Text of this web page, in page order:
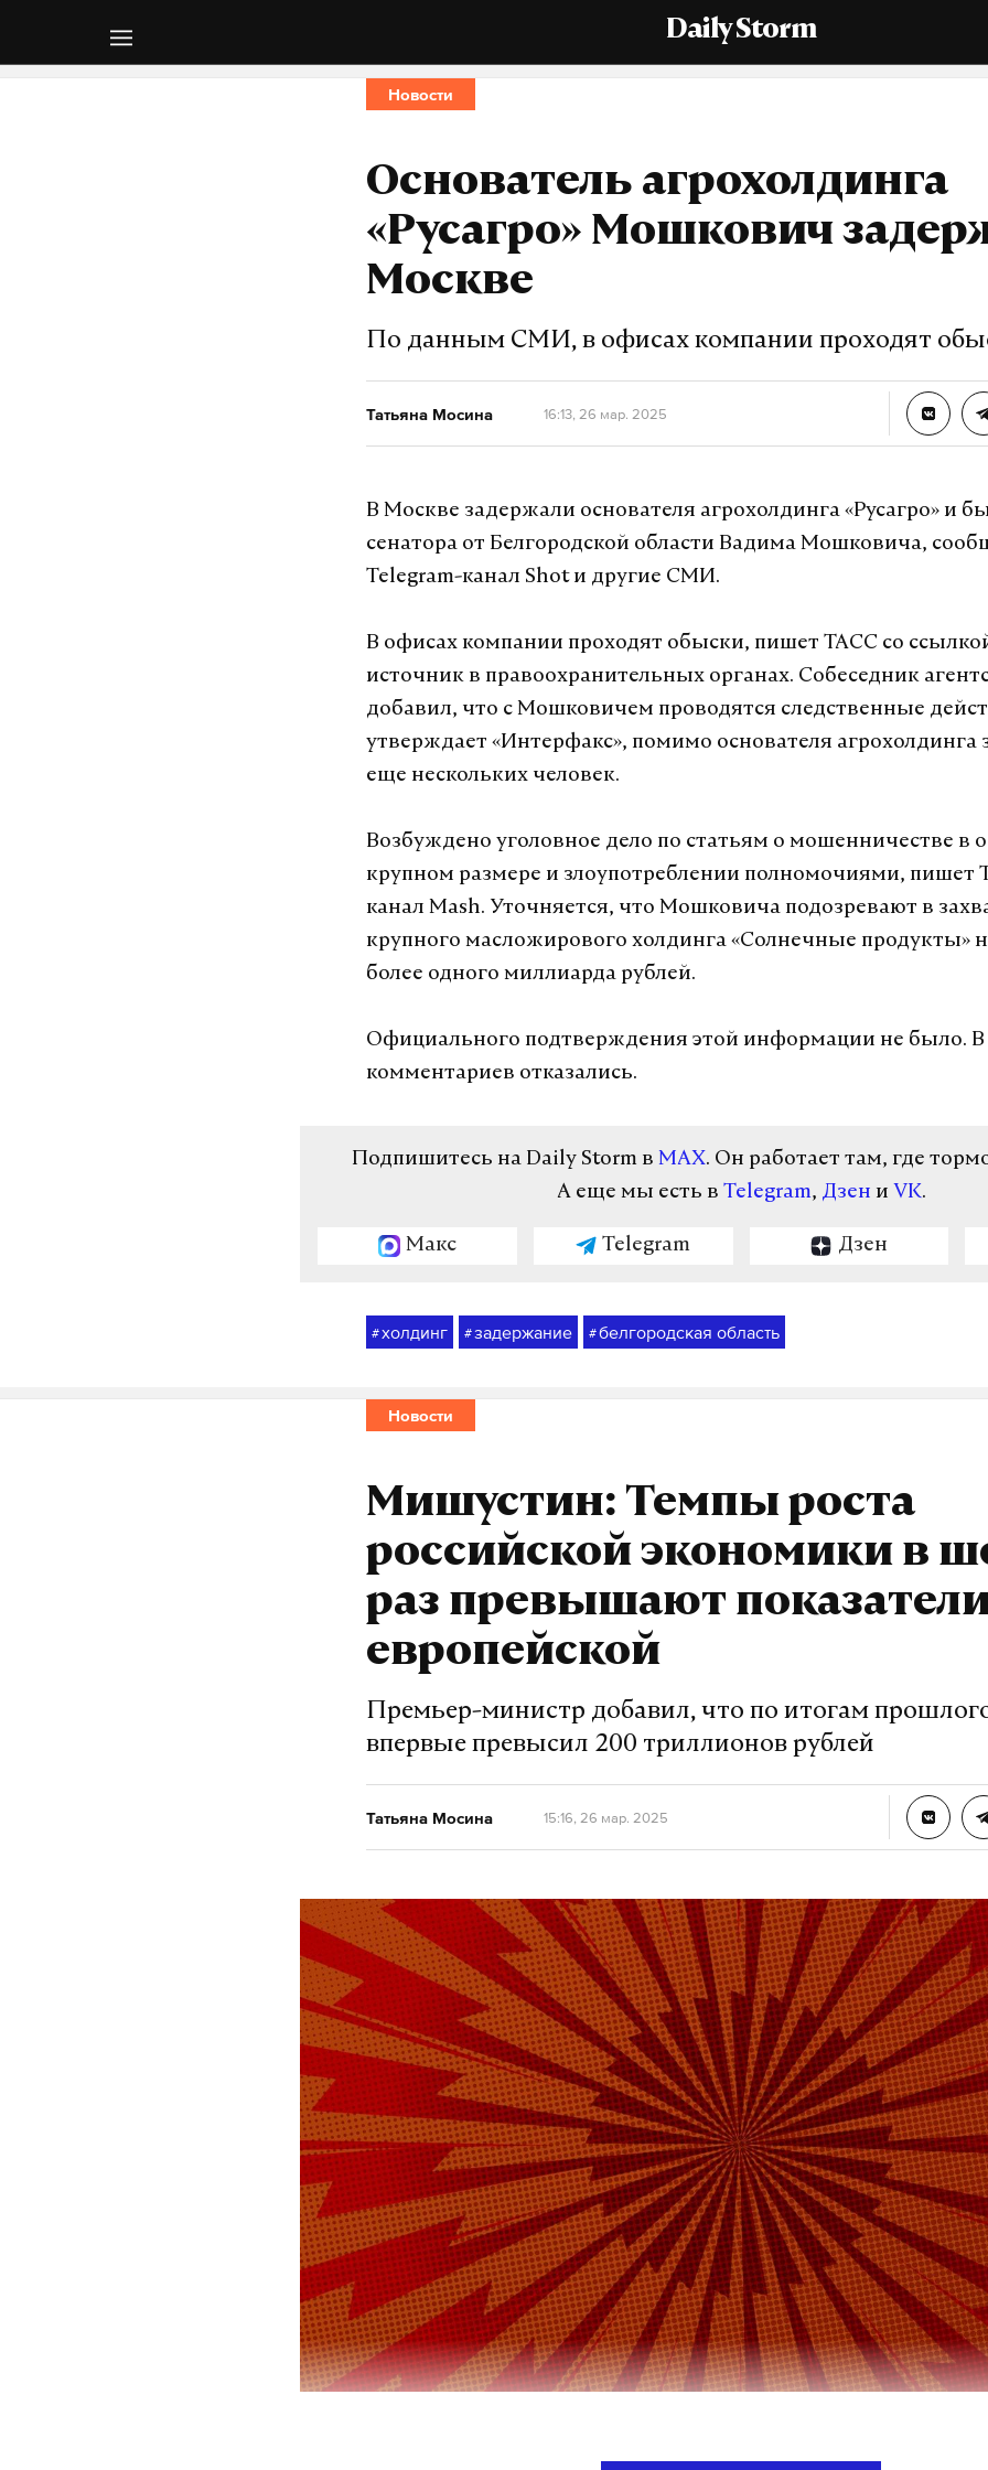
Daily Storm
Новости
Основатель агрохолдинга
«Русагро» Мошкович
Москве
По данным СМИ, в офисах компании проходят
Татьяна Мосина 16:13, 26 мар. 2025
В Москве задержали основателя агрохолдинга «Русагро» и
сенатора от Белгородской области Вадима Мошковича,
Telegram-канал Shot и другие СМИ.
В офисах компании проходят обыски, пишет ТАСС со
источник в правоохранительных органах. Собеседник
добавил, что с Мошковичем проводятся следственные
утверждает «Интерфакс», помимо основателя агрохолдинга
еще нескольких человек.
Возбуждено уголовное дело по статьям о мошенничестве в
крупном размере и злоупотреблении полномочиями, пишет
канал Mash. Уточняется, что Мошковича подозревают в
крупного масложирового холдинга «Солнечные продукты»
более одного миллиарда рублей.
Официального подтверждения этой информации не было. В
комментариев отказались.
Подпишитесь на Daily Storm в MAX. Он работает там, где
А еще мы есть в Telegram, Дзен и VK.
Макс Telegram Дзен
#холдинг #задержание #белгородская область
Новости
Мишустин: Темпы роста
российской экономики в
раз превышают
европейской
Премьер-министр добавил, что по итогам
впервые превысил 200 триллионов рублей
Татьяна Мосина 15:16, 26 мар. 2025